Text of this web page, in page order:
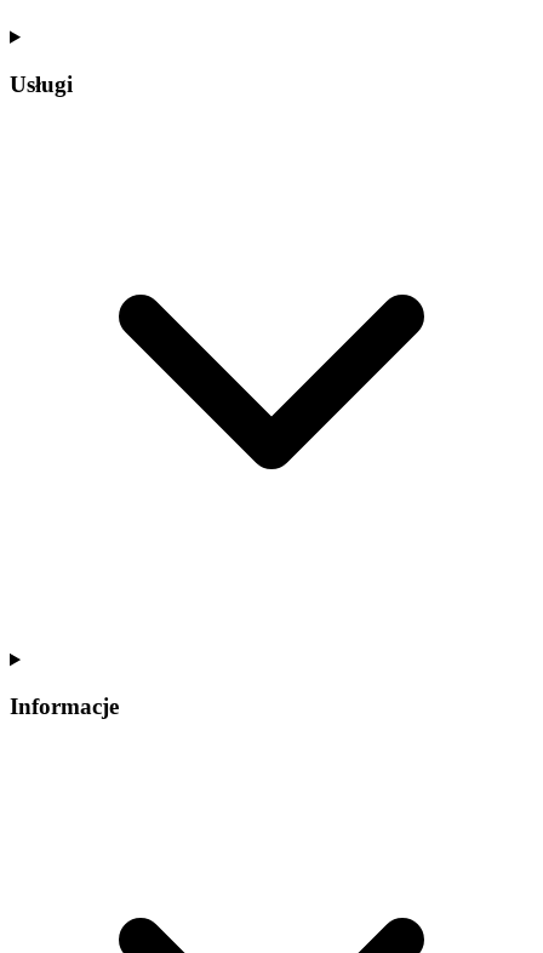
Usługi
Informacje